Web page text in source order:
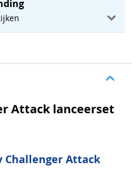
Attack lanceerset
Challenger Attack